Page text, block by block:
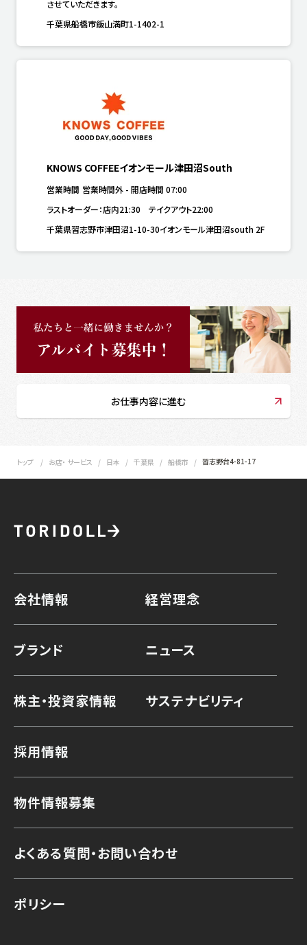
させていただきます。
千葉県船橋市飯山満町1-1402-1
KNOWS COFFEEイオンモール津田沼South
営業時間 営業時間外 - 開店時間 07:00
ラストオーダー：店内21:30　テイクアウト22:00
千葉県習志野市津田沼1-10-30イオンモール津田沼south 2F
お仕事内容に進む
トップ お店・ サービス 日本 千葉県 船橋市 習志野台4-81-17
会社情報 経営理念
ブランド ニュース
株主・投資家情報 サステナビリティ
採用情報
物件情報募集
よくある質問・お問い合わせ
ポリシー